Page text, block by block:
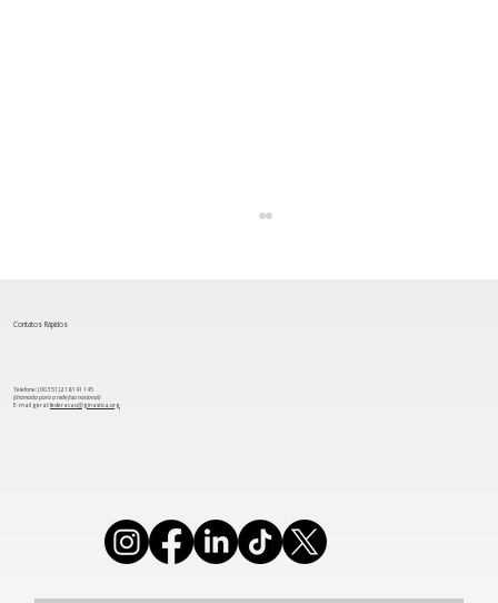
Contatos Rápidos
Telefone: (00 351) 218 141 145
(chamada para a rede fixa nacional)
​E-mail geral:federacao@ginastica.org